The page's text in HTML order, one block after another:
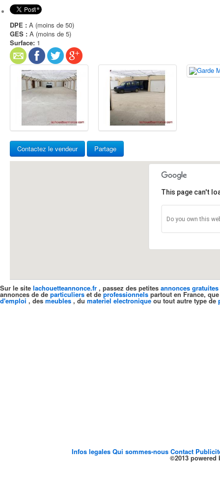
DPE : A (moins de 50)
GES : A (moins de 5)
Surface: 1
Contactez le vendeur Partage
This page can't
Do you own this
Sur le site lachouetteannonce.fr , passez des petites annonces gratuites
annonces de de particuliers et deprofessionnels partout en France,
d'emploi , des meubles , du materiel electroniqueou tout autre type de
Infos legalesQui sommes-nousContact
©2013 powered